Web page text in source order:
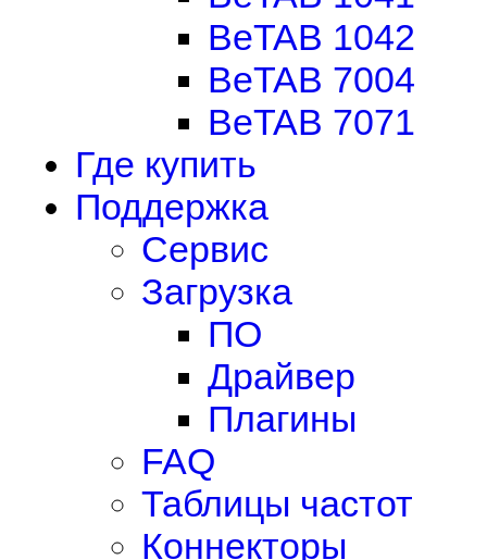
BeTAB 1042
BeTAB 7004
BeTAB 7071
Где купить
Поддержка
Сервис
Загрузка
ПО
Драйвер
Плагины
FAQ
Таблицы частот
Коннекторы